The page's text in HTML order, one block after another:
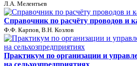
Л.А. Мелентьев
Справочник по расчёту проводов и
Ф.Ф. Карпов, В.Н. Козлов
Практикум по организации и
на сельхозпредприятиях